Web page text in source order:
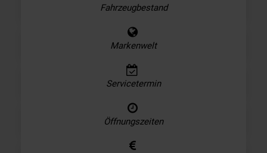
Fahrzeugbestand
Markenwelt
Servicetermin
Öffnungszeiten